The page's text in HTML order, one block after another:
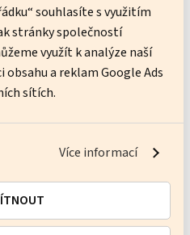
souhlasíte s využitím
stránky společností
využít k analýze naší
a reklam Google Ads
sítích.
Více informací
4 650 Kč
edition Pre-
(povinná)
700 Kč